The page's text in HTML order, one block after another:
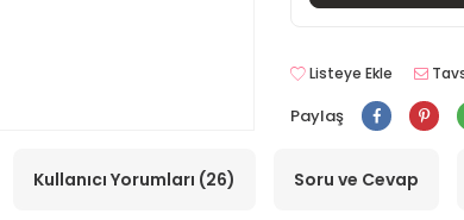
Listeye Ekle
Paylaş
Kullanıcı Yorumları (26) Soru ve Cevap